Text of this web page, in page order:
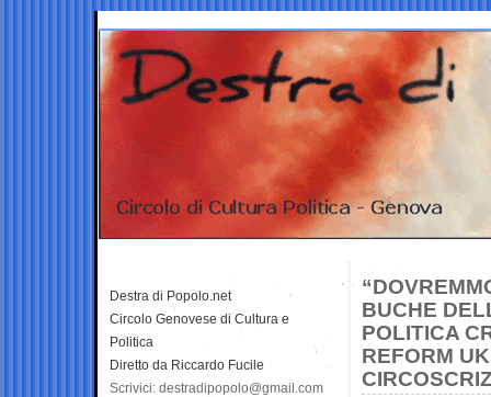
BUCHE
POLITICA
REFORM
Destra di Popolo.net
Circolo Genovese di Cultura e
Politica
Diretto da Riccardo Fucile
Scrivici: destradipopolo@gmail.com